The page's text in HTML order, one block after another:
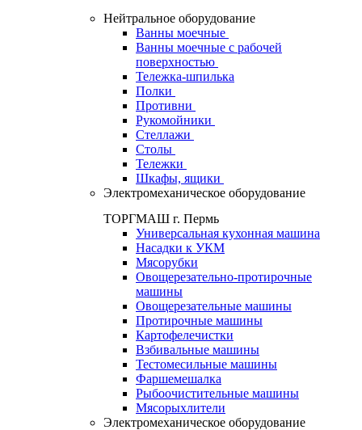
Нейтральное оборудование
Ванны моечные
Ванны моечные с рабочей
поверхностью
Тележка-шпилька
Полки
Противни
Рукомойники
Стеллажи
Столы
Тележки
Шкафы, ящики
Электромеханическое оборудование
ТОРГМАШ г. Пермь
Универсальная кухонная машина
Насадки к УКМ
Мясорубки
Овощерезательно-протирочные
машины
Овощерезательные машины
Протирочные машины
Картофелечистки
Взбивальные машины
Тестомесильные машины
Фаршемешалка
Рыбоочистительные машины
Мясорыхлители
Электромеханическое оборудование